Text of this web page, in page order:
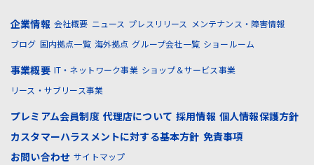
企業情報 会社概要 ニュース プレスリリース
メンテナンス・障害情報
ブログ 国内拠点一覧 海外拠点 グループ会社一覧 ショールーム
事業概要 IT・ネットワーク事業 ショップ＆サービス事業
リース・サブリース事業
プレミアム会員制度 代理店について 採用情報 個人情報保護方針
カスタマーハラスメントに対する基本方針 免責事項
お問い合わせ サイトマップ